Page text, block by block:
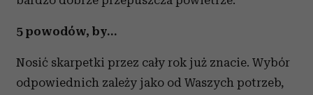
5 powodów, by…
Nosić skarpetki przez cały rok już znacie. Wybór
odpowiednich zależy jako od Waszych potrzeb,